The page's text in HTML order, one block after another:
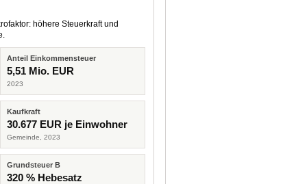
höhere Steuerkraft und
Anteil Einkommensteuer
5,51 Mio. EUR
2023
Kaufkraft
30.677 EUR je Einwohner
Gemeinde, 2023
Grundsteuer B
320 % Hebesatz